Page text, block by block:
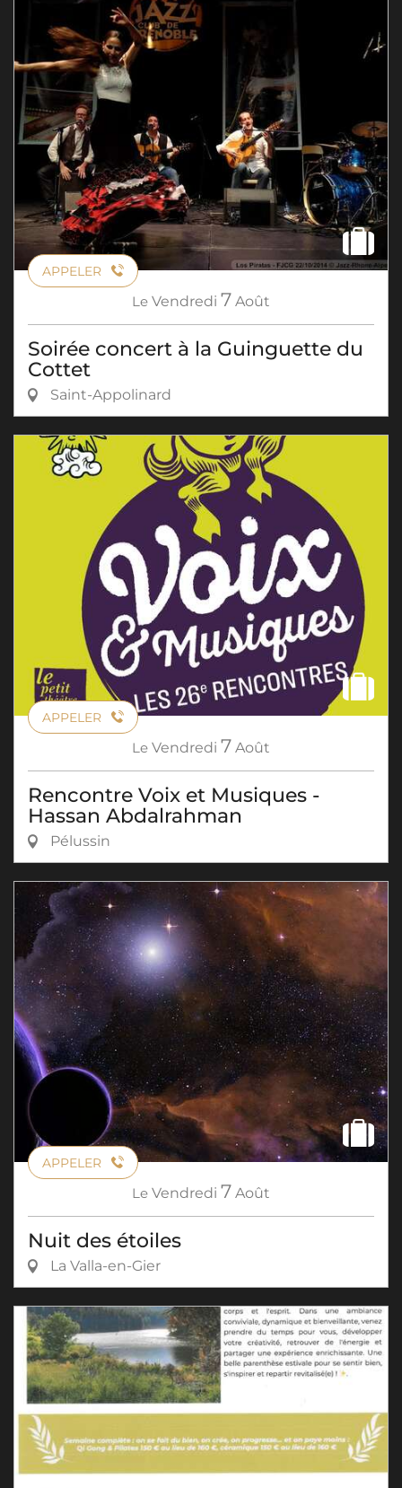
APPELER
Le Vendredi 7 Août
Soirée concert à la Guinguette du
Cottet
Saint-Appolinard
APPELER
Le Vendredi 7 Août
Rencontre Voix et Musiques -
Hassan Abdalrahman
Pélussin
APPELER
Le Vendredi 7 Août
Nuit des étoiles
La Valla-en-Gier